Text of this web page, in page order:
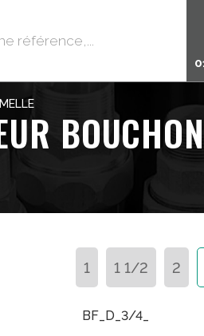
1 1 1/2 2
BF_D_3/4_